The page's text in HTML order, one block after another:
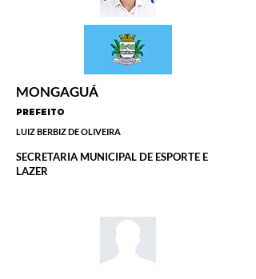
MONGAGUÁ
PREFEITO
LUIZ BERBIZ DE OLIVEIRA
SECRETARIA MUNICIPAL DE ESPORTE E
LAZER